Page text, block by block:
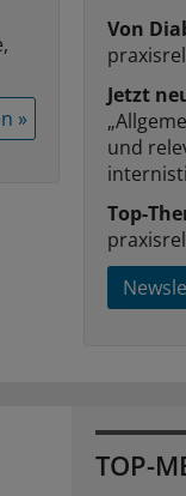
»
Von
Jetzt
und
Top-
TOP-